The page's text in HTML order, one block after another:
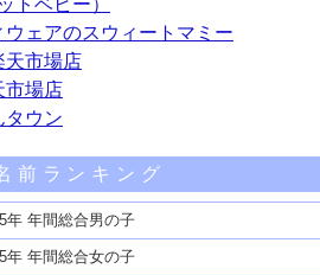
ェアのスウィートマミー
天市場店
市場店
タウン
前ランキング
年 年間総合男の子
年 年間総合女の子